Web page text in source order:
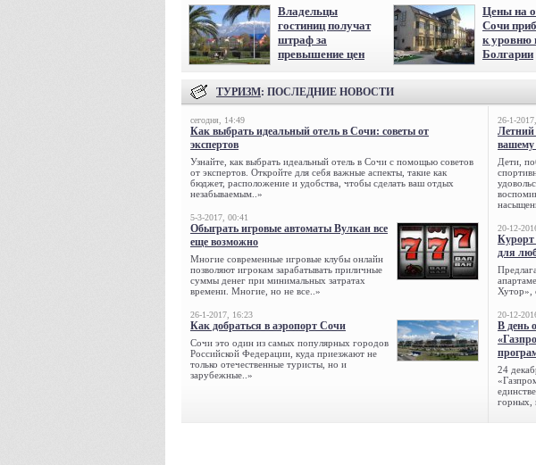
Владельцы
гостиниц получат
штраф за
превышение цен
Цены на
Сочи
к уровню
Болгарии
ТУРИЗМ: ПОСЛЕДНИЕ НОВОСТИ
сегодня, 14:49
Как выбрать идеальный отель в Сочи: советы от
экспертов
Узнайте, как выбрать идеальный отель в Сочи с помощью советов
от экспертов. Откройте для себя важные аспекты, такие как
бюджет, расположение и удобства, чтобы сделать ваш отдых
незабываемым..»
5-3-2017, 00:41
Обыграть игровые автоматы Вулкан все
еще возможно
Многие современные игровые клубы онлайн
позволяют игрокам зарабатывать приличные
суммы денег при минимальных затратах
времени. Многие, но не все..»
26-1-2017, 16:23
Как добраться в аэропорт Сочи
Сочи это один из самых популярных городов
Российской Федерации, куда приезжают не
только отечественные туристы, но и
зарубежные..»
26-1-
Летний
вашему
Дети,
20-12-
Курорт
для
Хутор»,
20-12-
В день
24
горных,